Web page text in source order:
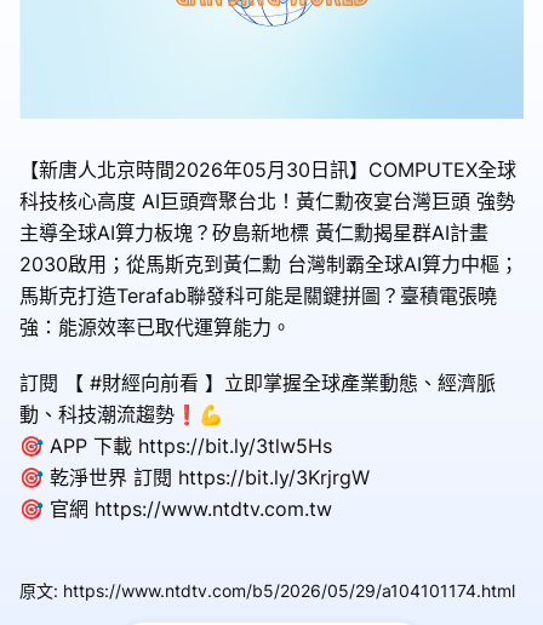
【新唐人北京時間2026年05月30日訊】COMPUTEX全球
科技核心高度 AI巨頭齊聚台北！黃仁勳夜宴台灣巨頭 強勢
主導全球AI算力板塊？矽島新地標 黃仁勳揭星群AI計畫
2030啟用；從馬斯克到黃仁勳 台灣制霸全球AI算力中樞；
馬斯克打造Terafab聯發科可能是關鍵拼圖？臺積電張曉
強：能源效率已取代運算能力。
訂閱 【 #財經向前看 】立即掌握全球產業動態、經濟脈
動、科技潮流趨勢❗️💪
🎯 APP 下載 https://bit.ly/3tlw5Hs
🎯 乾淨世界 訂閱 https://bit.ly/3KrjrgW
🎯 官網 https://www.ntdtv.com.tw
原文: https://www.ntdtv.com/b5/2026/05/29/a104101174.html